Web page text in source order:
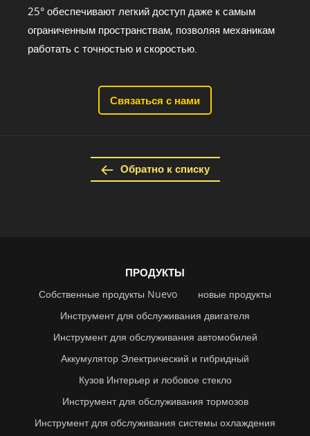
25° обеспечивают легкий доступ даже к самым
ограниченным пространствам, позволяя механикам
работать с точностью и скоростью.
Связаться с нами
Обратно к списку
ПРОДУКТЫ
Собственные продукты Nuevo
новые продукты
Инструмент для обслуживания двигателя
Инструмент для обслуживания автомобилей
Аккумулятор Электрический и гибридный
Кузов Интерьер и лобовое стекло
Инструмент для обслуживания тормозов
Инструмент для обслуживания системы охлаждения